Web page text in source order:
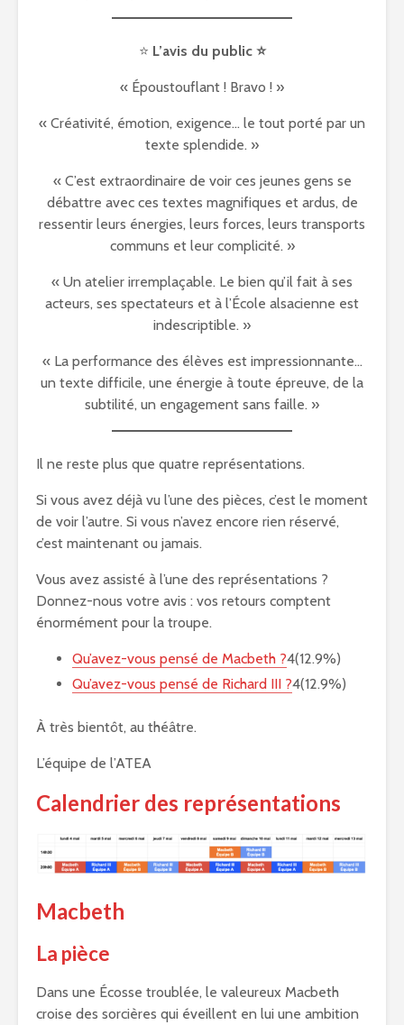
⭐️ L’avis du public ⭐️
« Époustouflant ! Bravo ! »
« Créativité, émotion, exigence… le tout porté par un
texte splendide. »
« C’est extraordinaire de voir ces jeunes gens se
débattre avec ces textes magnifiques et ardus, de
ressentir leurs énergies, leurs forces, leurs transports
communs et leur complicité. »
« Un atelier irremplaçable. Le bien qu’il fait à ses
acteurs, ses spectateurs et à l’École alsacienne est
indescriptible. »
« La performance des élèves est impressionnante…
un texte difficile, une énergie à toute épreuve, de la
subtilité, un engagement sans faille. »
Il ne reste plus que quatre représentations.
Si vous avez déjà vu l’une des pièces, c’est le moment
de voir l’autre. Si vous n’avez encore rien réservé,
c’est maintenant ou jamais.
Vous avez assisté à l’une des représentations ?
Donnez-nous votre avis : vos retours comptent
énormément pour la troupe.
Qu’avez-vous pensé de Macbeth ?4(12.9%)
Qu’avez-vous pensé de Richard III ?4(12.9%)
À très bientôt, au théâtre.
L’équipe de l’ATEA
Calendrier des représentations
Macbeth
La pièce
Dans une Écosse troublée, le valeureux Macbeth
croise des sorcières qui éveillent en lui une ambition